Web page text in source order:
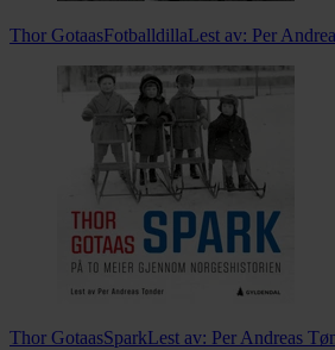
Thor GotaasFotballdillaLest av: Per
Thor GotaasSparkLest av: Per Andreas